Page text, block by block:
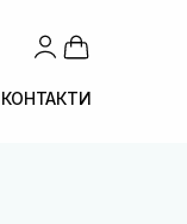
КОНТАКТИ